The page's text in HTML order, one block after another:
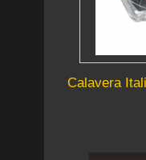
Calavera